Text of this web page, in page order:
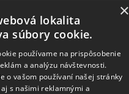
×
lokalita
súbory cookie.
používame na prispôsobenie
a analýzu návštevnosti.
o vašom používaní našej stránky
s našimi reklamnými a